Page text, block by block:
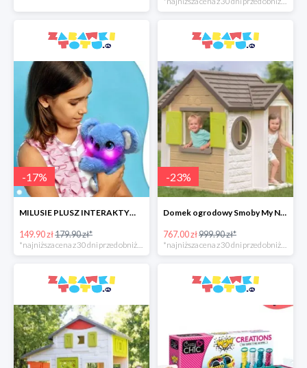
-17%
MILUSIE PLUSZ INTERAKTYWNY 2 WZORY EPEE -17%
149.90 zł179.90 zł*
-23%
Domek ogrodowy Smoby My Neo House
767.00 zł999.90 zł*